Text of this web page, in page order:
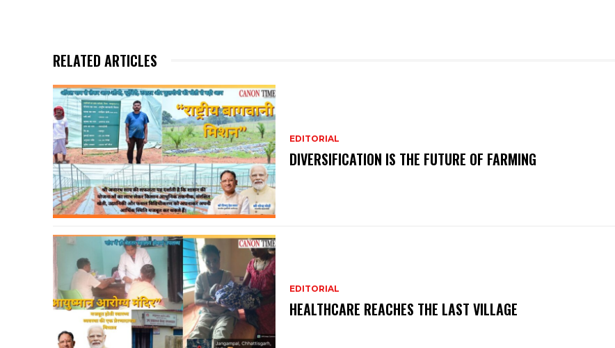
RELATED ARTICLES
EDITORIAL
DIVERSIFICATION IS THE FUTURE OF FARMING
EDITORIAL
HEALTHCARE REACHES THE LAST VILLAGE